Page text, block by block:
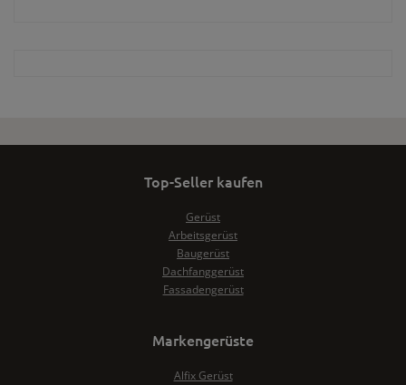
Top-Seller kaufen
Gerüst
Arbeitsgerüst
Baugerüst
Dachfanggerüst
Fassadengerüst
Markengerüste
Alfix Gerüst